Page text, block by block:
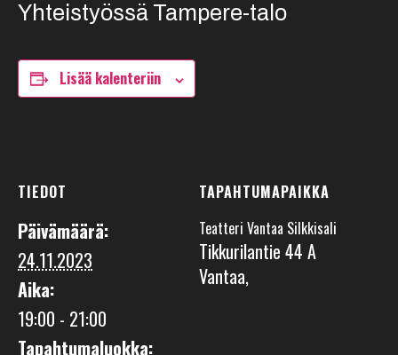
Yhteistyössä Tampere-talo
Lisää kalenteriin
TIEDOT
Päivämäärä:
24.11.2023
Aika:
19:00 - 21:00
Tapahtumaluokka:
TAPAHTUMAPAIKKA
Teatteri Vantaa Silkkisali
Tikkurilantie 44 A
Vantaa,